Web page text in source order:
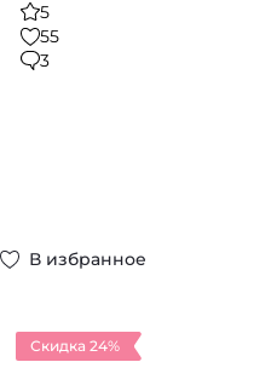
5
55
3
В избранное
Скидка 24%